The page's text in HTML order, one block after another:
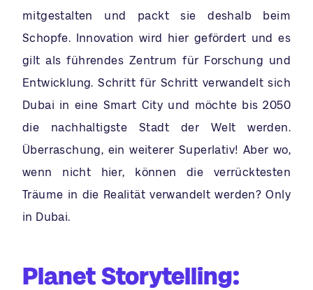
mitgestalten und packt sie deshalb beim
Schopfe. Innovation wird hier gefördert und es
gilt als führendes Zentrum für Forschung und
Entwicklung. Schritt für Schritt verwandelt sich
Dubai in eine Smart City und möchte bis 2050
die nachhaltigste Stadt der Welt werden.
Überraschung, ein weiterer Superlativ! Aber wo,
wenn nicht hier, können die verrücktesten
Träume in die Realität verwandelt werden? Only
in Dubai.
Planet Storytelling: